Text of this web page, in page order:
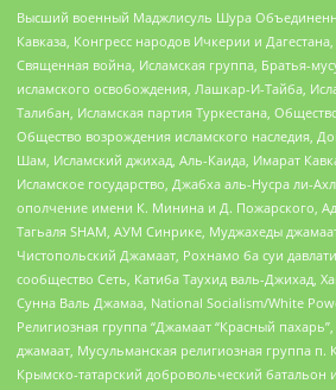
Высший военный Маджлисуль Шура
Кавказа, Конгресс народов Ичкерии и
Священная война, Исламская группа, Братья-
исламского освобождения, Лашкар-И-Тайба,
Талибан, Исламская партия Туркестана,
Общество возрождения исламского наследия,
Шам, Исламский джихад, Аль-Каида, Имарат
Исламское государство, Джабха аль-Нусра ли-
ополчение имени К. Минина и Д. Пожарского,
Тагьаля SHAM, АУМ Синрике, Муджахеды
Чистопольский Джамаат, Рохнамо ба суи
сообщество Сеть, Катиба Таухид валь-Джихад,
Сунна Валь Джамаа, National Socialism/White
Религиозная группа “Джамаат “Красный
джамаат, Мусульманская религиозная группа п.
Крымско-татарский добровольческий